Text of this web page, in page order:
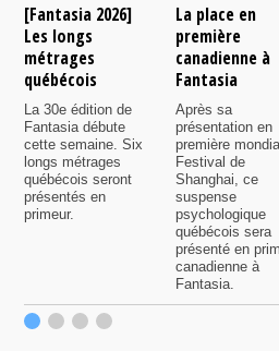
[Fantasia 2026]
Les longs
métrages
québécois
La 30e édition de
Fantasia débute
cette semaine. Six
longs métrages
québécois seront
présentés en
primeur.
La place en
première
canadienne à
Fantasia
Après sa
présentation en
première
Festival de
Shanghai, ce
suspense
psychologique
québécois sera
présenté en
canadienne à
Fantasia.